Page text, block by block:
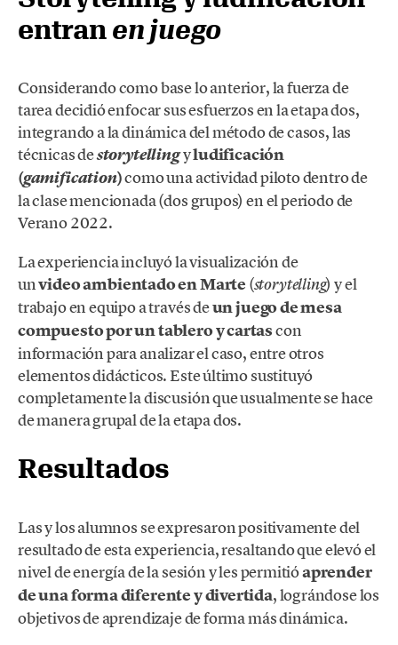
entran en juego
Considerando como base lo anterior, la fuerza de
tarea decidió enfocar sus esfuerzos en la etapa dos,
integrando a la dinámica del método de casos, las
técnicas destorytellingyludificación
(gamification)como una actividad piloto dentro de
la clase mencionada (dos grupos) en el periodo de
Verano 2022.
La experiencia incluyó la visualización de
unvideoambientado en Marte (storytelling) y el
trabajo en equipo a través deunjuego de mesa
compuesto por un tablero y cartascon
información para analizar el caso, entre otros
elementos didácticos. Este último sustituyó
completamente la discusión que usualmente se hace
de manera grupal de la etapa dos.
Resultados
Las y los alumnos se expresaron positivamente del
resultado de esta experiencia, resaltando que elevó el
nivel de energía de la sesión y les permitióaprender
de una forma diferente y divertida, lográndose los
objetivos de aprendizaje de forma más dinámica.